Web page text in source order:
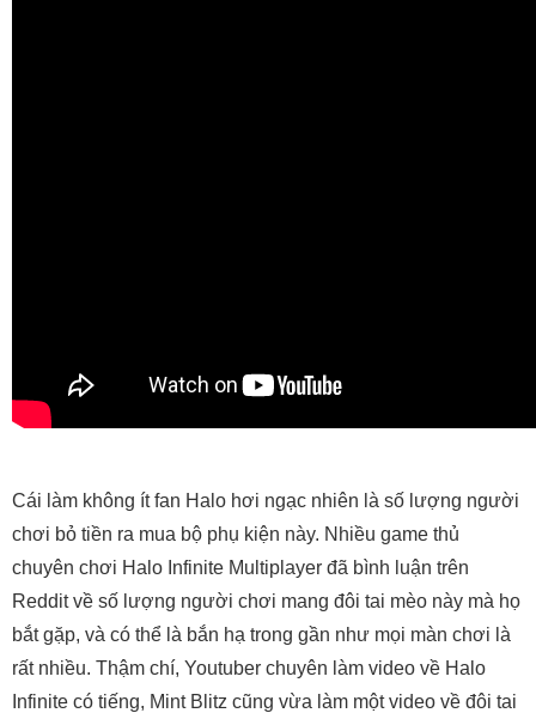
Cái làm không ít fan Halo hơi ngạc nhiên là số lượng người
chơi bỏ tiền ra mua bộ phụ kiện này. Nhiều game thủ
chuyên chơi Halo Infinite Multiplayer đã bình luận trên
Reddit về số lượng người chơi mang đôi tai mèo này mà họ
bắt gặp, và có thể là bắn hạ trong gần như mọi màn chơi là
rất nhiều. Thậm chí, Youtuber chuyên làm video về Halo
Infinite có tiếng, Mint Blitz cũng vừa làm một video về đôi tai